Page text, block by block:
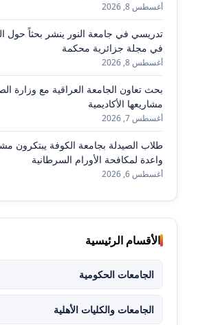
أغسطس 8, 2026
تدريسي في جامعة النور ينشر بحثاً حول
في مجلة جزائرية محكمة
أغسطس 8, 2026
بحث تعاون الجامعة العراقية مع وزارة
مشاريعها الأكاديمية
أغسطس 7, 2026
طلاب الصيدلة بجامعة الكوفة يبتكرون
واعدة لمكافحة الأورام السرطانية
أغسطس 6, 2026
الأقسام الرئيسية
الجامعات الحكومية
الجامعات والكليات الأهلية